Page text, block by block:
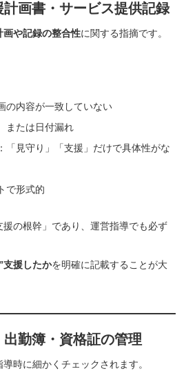
画書・サービス提供記録
画や記録の整合性に関する指摘です。
の内容が一致していない
または日付漏れ
「見守り」「支援」だけで具体性がな
で形式的
の根幹」であり、運営指導でも必ず
支援したかを明確に記載することが大
勤簿・資格証の管理
時に細かくチェックされます。